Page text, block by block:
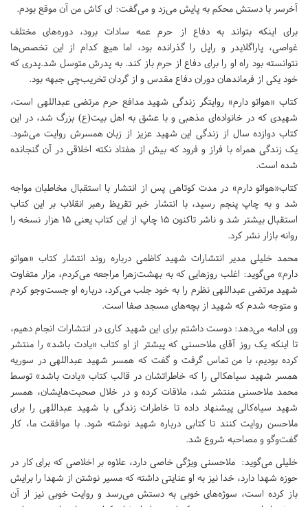
آخرسر با دستش محکم به پایش می‌زد و می‌گفت: ای کاش من آن موقع بودم.
برای اینکه بتواند به دفاع از حرم عمه سادات برود، دوره‌های مختلف
غواصی، پاراگلایدر و راپل را گذرانده بود، اما هیچ کدام از این تخصص‌ها
نتوانسته بود راه او را برای دفاع از حرم باز کند. به پدرش متوسل شد.پدری که
خود یکی از فرماندهان دوران دفاع مقدس و از گردان تخریب‌چی جبهه بود.
کتاب «هواتو دارم» روایتگر زندگی شهید مدافع حرم مرتضی عبداللهی است،‌
شهیدی که در خانواده‌ای مذهبی و با عشق به اهل بیت(ع) بزرگ شد، در این
کتاب دوازده سال از زندگی این شهید عزیز از زبان همسرش روایت می‌شود.
یک زندگی همراه با فراز و فرود که بیش از هفتاد نکته اخلاقی در آن گنجانده
شده است.
کتاب«هواتو دارم» در مدت کوتاهی پس از انتشار با استقبال مخاطبان مواجه
شد و به چاپ پنجم رسید‌، با انتشار خبر تقریظ رهبر انقلاب بر این کتاب
استقبال بیشتر شد و ناشر تاکنون 15 چاپ از این کتاب یعنی 15 هزار نسخه را
روانه بازار نشر کرد.
محمد خلیلی مدیر انتشارات شهید کاظمی درباره روند انتشار کتاب «هواتو
دارم» می‌گوید: اغلب روزهایی که به بهشت‌زهرا مراجعه می‌کردم، مزار متفاوت
شهید مرتضی عبداللهی نظرم را به خود جلب می‌کرد،‌ درباره او جست‌و‌جو کردم
و متوجه شدم که شهید از بچه‌های مسجد صفا است.
وی ادامه می‌دهد: دوست داشتم برای این شهید کاری در انتشارات انجام دهیم،
تا اینکه یک روز آقای ملاحسنی که پیشتر از او کتاب «یادت باشد» را منتشر
کرده بودیم‌، با من تماس گرفت و گفت که همسر شهید عبداللهی در سوریه
همسر شهید سیاهکالی را که خاطراتشان در قالب کتاب «یادت باشد» توسط
محمد ملاحسنی منتشر شد‌، ملاقات کرده و در خلال صحبت‌هایشان،‌ همسر
شهید سیاه‌کالی پیشنهاد داده تا خاطرات زندگی با شهید عبداللهی را برای
ملاحسن روایت کنند تا کتابی درباره شهید نوشته شود. با موافقت ما،‌ کار
گفت‌وگو و مصاحبه شروع شد.
خلیلی می‌گوید: ملاحسنی ویژگی خاصی دارد، علاوه بر اخلاصی که برای کار در
حوزه شهدا دارد،‌ خدا نیز به او عنایتی داشته که مسیر نوشتن از شهدا را برایش
باز کرده است،‌ سوژه‌های خوبی به دستش می‌رسد و روایت خوبی نیز از آن